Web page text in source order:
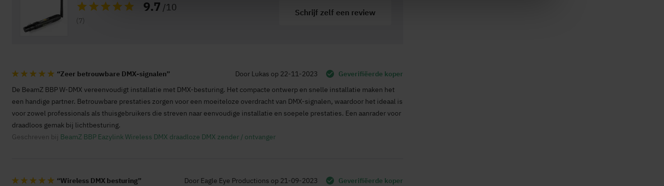
Garantie
Waardering: 9.7 /10
(7)
Schrijf zelf een review
100%
Zeer betrouwbare DMX-signalen Door Lukas op 22-11-2023
Geverifiëerde koper
De BeamZ BBP W-DMX vereenvoudigt installatie met DMX-besturing. Het compacte ontwerp en snelle installatie maken het
een handige partner. Betrouwbare prestaties zorgen voor een moeiteloze overdracht van DMX-signalen, waardoor het ideaal is
voor zowel professionals als thuisgebruikers die streven naar eenvoudige installatie en soepele prestaties. Een aanrader voor
draadloos gemak bij lichtbesturing.
Geschreven bij BeamZ BBP Eazylink Wireless DMX draadloze DMX zender / ontvanger
Wireless DMX besturing Door Eagle Eye Productions op 21-09-2023
Geverifiëerde koper